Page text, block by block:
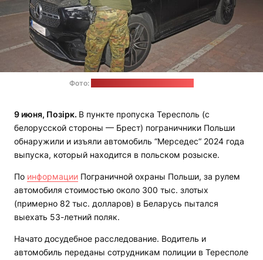
Фото:
9 июня, Позірк. В пункте пропуска Тересполь (с
белорусской стороны — Брест) пограничники Польши
обнаружили и изъяли автомобиль “Мерседес“ 2024 года
выпуска, который находится в польском розыске.
По информации Пограничной охраны Польши, за рулем
автомобиля стоимостью около 300 тыс. злотых
(примерно 82 тыс. долларов) в Беларусь пытался
выехать 53-летний поляк.
Начато досудебное расследование. Водитель и
автомобиль переданы сотрудникам полиции в Тересполе